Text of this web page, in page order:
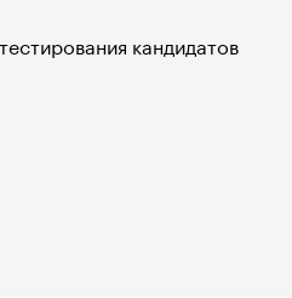
кандидатов